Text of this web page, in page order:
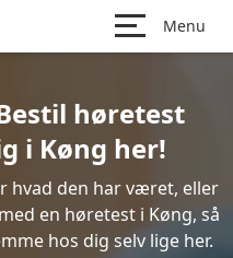
Menu
høretest
i Køng her!
hvad den har været, eller
en høretest i Køng, så
hos dig selv lige her.